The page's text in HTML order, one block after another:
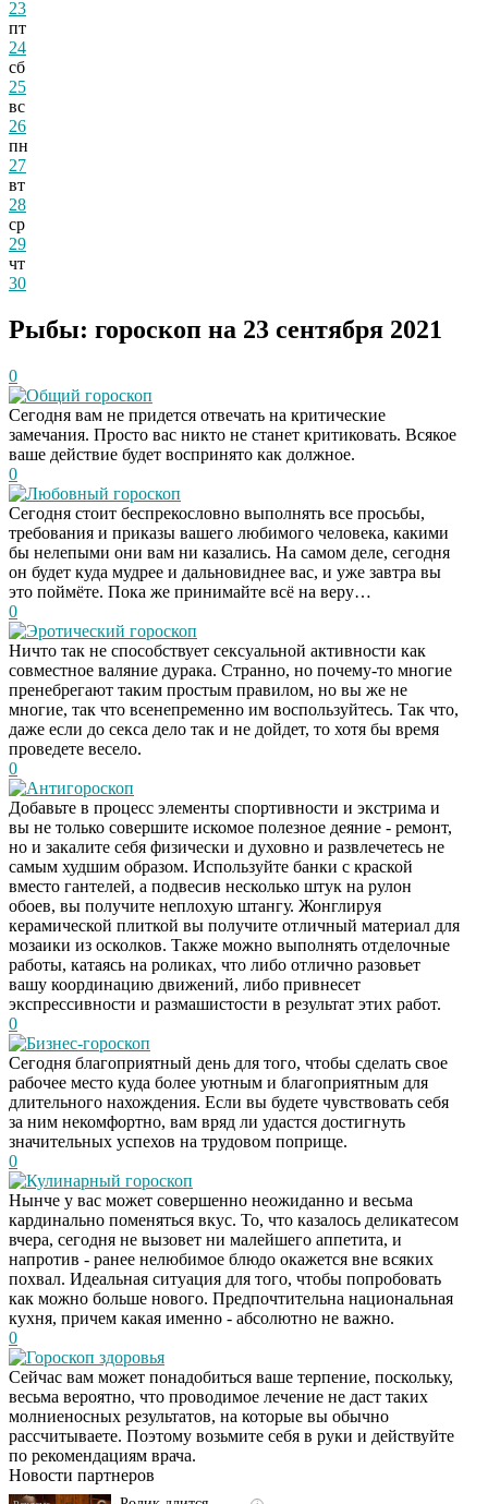
23
пт
24
сб
25
вс
26
пн
27
вт
28
ср
29
чт
30
Рыбы: гороскоп на 23 сентября 2021
0
Общий гороскоп
Сегодня вам не придется отвечать на критические
замечания. Просто вас никто не станет критиковать. Всякое
ваше действие будет воспринято как должное.
0
Любовный гороскоп
Сегодня стоит беспрекословно выполнять все просьбы,
требования и приказы вашего любимого человека, какими
бы нелепыми они вам ни казались. На самом деле, сегодня
он будет куда мудрее и дальновиднее вас, и уже завтра вы
это поймёте. Пока же принимайте всё на веру…
0
Эротический гороскоп
Ничто так не способствует сексуальной активности как
совместное валяние дурака. Странно, но почему-то многие
пренебрегают таким простым правилом, но вы же не
многие, так что всенепременно им воспользуйтесь. Так что,
даже если до секса дело так и не дойдет, то хотя бы время
проведете весело.
0
Антигороскоп
Добавьте в процесс элементы спортивности и экстрима и
вы не только совершите искомое полезное деяние - ремонт,
но и закалите себя физически и духовно и развлечетесь не
самым худшим образом. Используйте банки с краской
вместо гантелей, а подвесив несколько штук на рулон
обоев, вы получите неплохую штангу. Жонглируя
керамической плиткой вы получите отличный материал для
мозаики из осколков. Также можно выполнять отделочные
работы, катаясь на роликах, что либо отлично разовьет
вашу координацию движений, либо привнесет
экспрессивности и размашистости в результат этих работ.
0
Бизнес-гороскоп
Сегодня благоприятный день для того, чтобы сделать свое
рабочее место куда более уютным и благоприятным для
длительного нахождения. Если вы будете чувствовать себя
за ним некомфортно, вам вряд ли удастся достигнуть
значительных успехов на трудовом поприще.
0
Кулинарный гороскоп
Нынче у вас может совершенно неожиданно и весьма
кардинально поменяться вкус. То, что казалось деликатесом
вчера, сегодня не вызовет ни малейшего аппетита, и
напротив - ранее нелюбимое блюдо окажется вне всяких
похвал. Идеальная ситуация для того, чтобы попробовать
как можно больше нового. Предпочтительна национальная
кухня, причем какая именно - абсолютно не важно.
0
Гороскоп здоровья
Сейчас вам может понадобиться ваше терпение, поскольку,
весьма вероятно, что проводимое лечение не даст таких
молниеносных результатов, на которые вы обычно
рассчитываете. Поэтому возьмите себя в руки и действуйте
по рекомендациям врача.
Новости партнеров
i
Скрытая камера на
пляже Крыма: Что
люди вытворяют, когда
их не видят...
Ролик длится